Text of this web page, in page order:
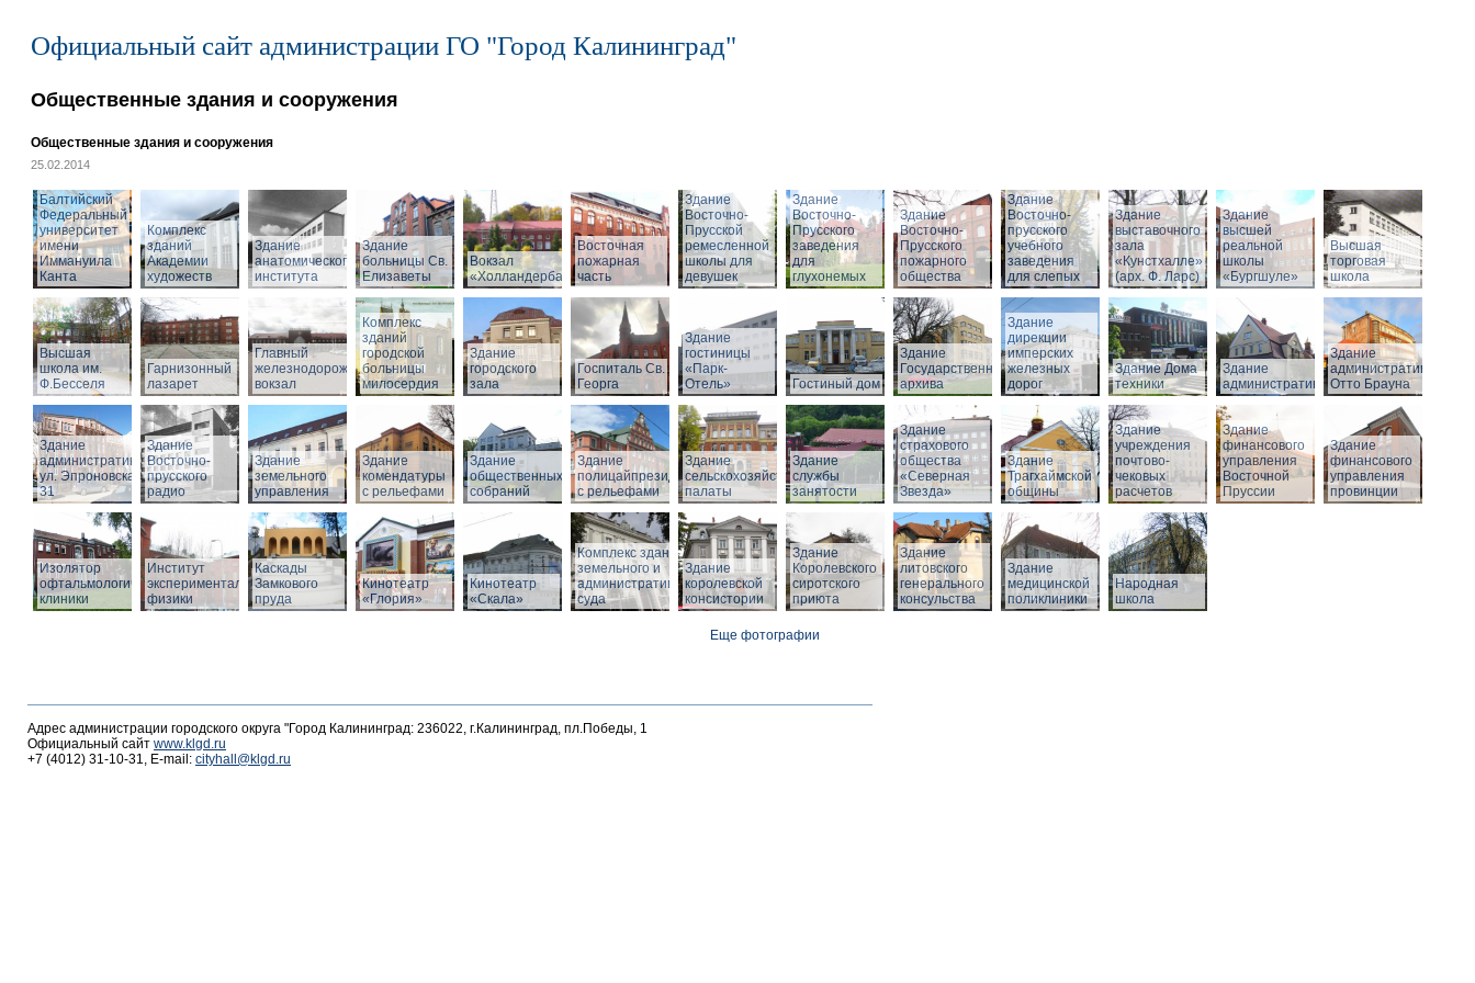
Официальный сайт администрации ГО "Город Калининград"
Общественные здания и сооружения
Общественные здания и сооружения
25.02.2014
Балтийский
Федеральный
университет
имени
Иммануила
Канта
Комплекс
зданий
Академии
художеств
Здание
анатомического
института
Здание
больницы Св.
Елизаветы
Вокзал
«Холландербаум»
Восточная
пожарная
часть
Здание
Восточно-
Прусской
ремесленной
школы для
девушек
Здание
Восточно-
Прусского
заведения
для
глухонемых
Здание
Восточно-
Прусского
пожарного
общества
Здание
Восточно-
прусского
учебного
заведения
для слепых
Здание
выставочного
зала
«Кунстхалле»
(арх. Ф. Ларс)
Здание
высшей
реальной
школы
«Бургшуле»
Высшая
торговая
школа
Высшая
школа им.
Ф.Бесселя
Гарнизонный
лазарет
Главный
железнодорожный
вокзал
Комплекс
зданий
городской
больницы
милосердия
Здание
городского
зала
Госпиталь Св.
Георга
Здание
гостиницы
«Парк-
Отель»
Гостиный дом
Здание
Государственного
архива
Здание
дирекции
имперских
железных
дорог
Здание Дома
техники
Здание
административное
Здание
административное
Отто Брауна
Здание
административное,
ул. Эпроновская,
31
Здание
Восточно-
прусского
радио
Здание
земельного
управления
Здание
комендатуры
с рельефами
Здание
общественных
собраний
Здание
полицайпрезидиума
с рельефами
Здание
сельскохозяйственной
палаты
Здание
службы
занятости
Здание
страхового
общества
«Северная
Звезда»
Здание
Трагхаймской
общины
Здание
учреждения
почтово-
чековых
расчетов
Здание
финансового
управления
Восточной
Пруссии
Здание
финансового
управления
провинции
Изолятор
офтальмологической
клиники
Институт
экспериментальной
физики
Каскады
Замкового
пруда
Кинотеатр
«Глория»
Кинотеатр
«Скала»
Комплекс зданий
земельного и
административного
суда
Здание
королевской
консистории
Здание
Королевского
сиротского
приюта
Здание
литовского
генерального
консульства
Здание
медицинской
поликлиники
Народная
школа
Еще фотографии
Адрес администрации городского округа "Город Калининград: 236022, г.Калининград, пл.Победы, 1
Официальный сайт www.klgd.ru
+7 (4012) 31-10-31, E-mail: cityhall@klgd.ru